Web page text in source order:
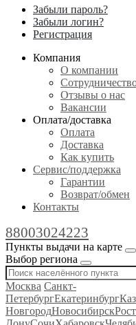
Забыли пароль?
Забыли логин?
Регистрация
Компания
О компании
Отзывы о нас
Вакансии
Оплата/доставка
Оплата
Доставка
Как купить
Сервис/поддержка
Гарантии
Возврат/обмен
Контакты
88003024223
Пункты выдачи на карте
Выбор региона
Москва Санкт-
ПетербургЕкатеринбург
НовгородНовосибирск